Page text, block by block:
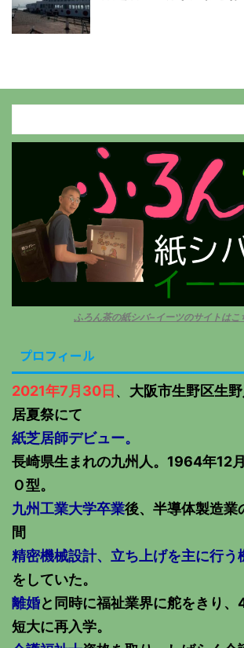
ふろん茶の紙シバ−イーツのサイトはこ
プロフィール
2021年7月30日 、 大阪市生野区生
居夏祭にて
紙芝居師デビュー。
長崎県生まれの九州人。1964年12
Ｏ型。
九州工業大学卒業後、半導体製造業
間
精密機械設計、立ち上げを主に行う
をしていた。
離婚と同時に福祉業界に舵をきり、
短大に再入学。